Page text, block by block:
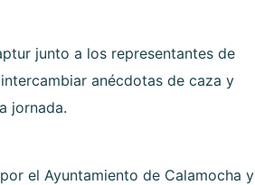
junto a los representantes de
anécdotas de caza y
jornada.
el Ayuntamiento de Calamocha y